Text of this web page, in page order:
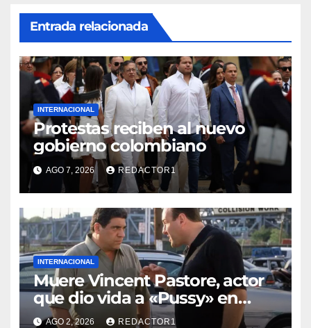
Entrada relacionada
INTERNACIONAL
Protestas reciben al nuevo
gobierno colombiano
AGO 7, 2026 REDACTOR1
INTERNACIONAL
Muere Vincent Pastore, actor
que dio vida a «Pussy» en
«Los Soprano»
AGO 2, 2026 REDACTOR1